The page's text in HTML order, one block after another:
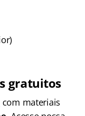
gratuitos
com materiais